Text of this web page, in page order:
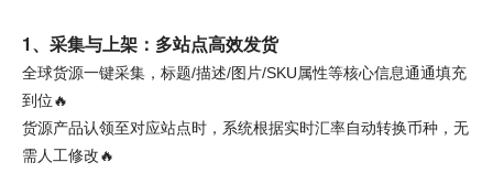
1、采集与上架：多站点高效发货
全球货源一键采集，标题/描述/图片/SKU属性等核心信息通通填充
到位🔥
货源产品认领至对应站点时，系统根据实时汇率自动转换币种，无
需人工修改🔥